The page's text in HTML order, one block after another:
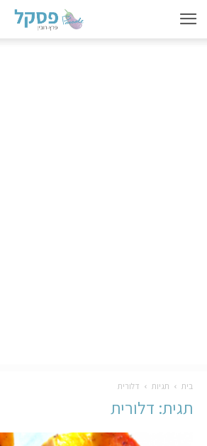
בית תגיות דלורית
תגית: דלורית